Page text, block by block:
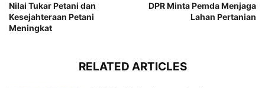
Nilai Tukar Petani dan
Kesejahteraan Petani
Meningkat
DPR Minta Pemda Menjaga
Lahan Pertanian
RELATED ARTICLES